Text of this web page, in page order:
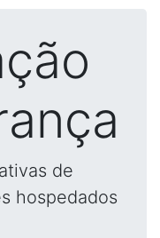
de
hospedados